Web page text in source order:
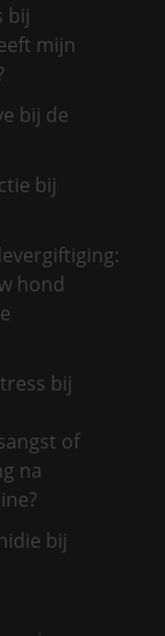
bij
mijn
bij de
bij
hond
bij
of
na
bij